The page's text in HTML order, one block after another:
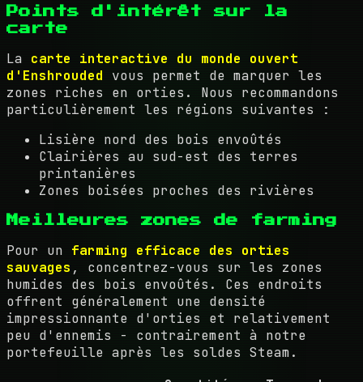
Points d'intérêt sur la
carte
La carte interactive du monde ouvert
d'Enshrouded vous permet de marquer les
zones riches en orties. Nous recommandons
particulièrement les régions suivantes :
Lisière nord des bois envoûtés
Clairières au sud-est des terres
printanières
Zones boisées proches des rivières
Meilleures zones de farming
Pour un farming efficace des orties
sauvages , concentrez-vous sur les zones
humides des bois envoûtés. Ces endroits
offrent généralement une densité
impressionnante d'orties et relativement
peu d'ennemis - contrairement à notre
portefeuille après les soldes Steam.